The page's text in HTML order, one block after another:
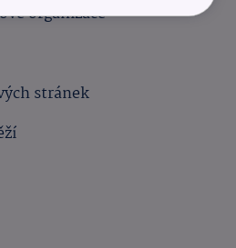
organizace
stránek